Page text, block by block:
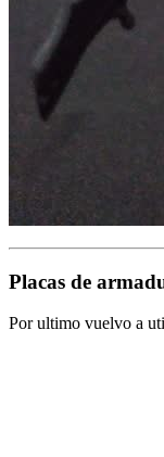
Placas de
Por ultimo vuelvo a